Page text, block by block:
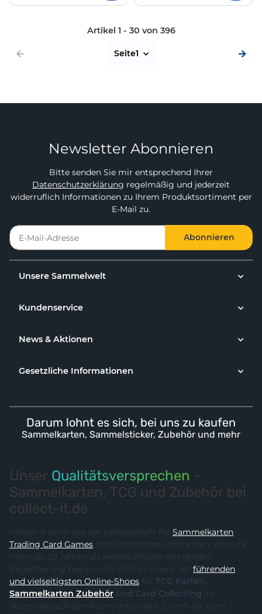
Artikel 1 - 30 von 396
Seite1
Newsletter Abonnieren
Bitte senden Sie mir entsprechend Ihrer
Datenschutzerklärung regelmäßig und jederzeit
widerruflich Informationen zu Ihrem Produktsortiment per
E-Mail zu.
Abonnieren
Unsere Sammelwelt
Kundenservice
News & Aktionen
Gesetzliche Informationen
Darum lohnt es sich, bei uns zu kaufen
Sammelkarten, Sammelsticker, Zubehör und mehr
Unser Qualitätsversprechen –
Sammelkarten, TCG und Zubehör bei
collect-it.de
collect-it.de ist aus der Leidenschaft für Sammelkarten,
Trading Card Games und Collectibles entstanden. Was vor
mehr als 30 Jahren als kleines Projekt mit großer
Begeisterung begann, hat sich zu einem der führenden
und vielseitigsten Online-Shops für TCG Karten,
Sammelkarten Zubehör und Card Collecting
im
deutschsprachigen Raum entwickelt. Durch die klare